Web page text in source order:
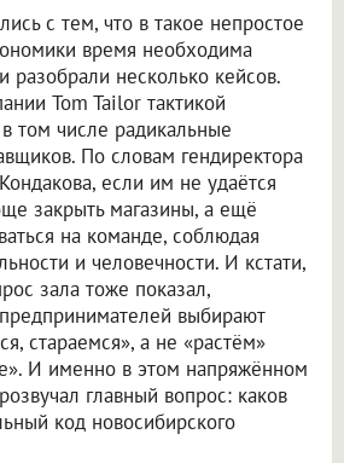
с тем, что в такое непростое
время необходима
разобрали несколько кейсов.
Tom Tailor тактикой
том числе радикальные
По словам гендиректора
если им не удаётся
закрыть магазины, а ещё
на команде, соблюдая
и человечности. И кстати,
зала тоже показал,
выбирают
стараемся», а не «растём»
И именно в этом напряжённом
главный вопрос: каков
код новосибирского